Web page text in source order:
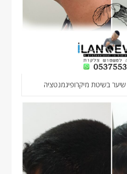
שיער בשיטת מיקרופיגמנטציה